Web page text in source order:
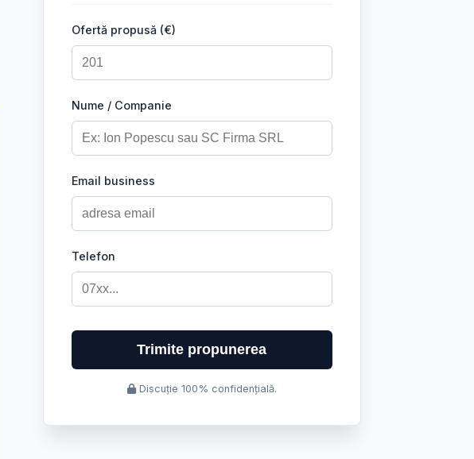
Ofertă propusă (€)
Nume / Companie
Email business
Telefon
Trimite propunerea
Discuție 100% confidențială.